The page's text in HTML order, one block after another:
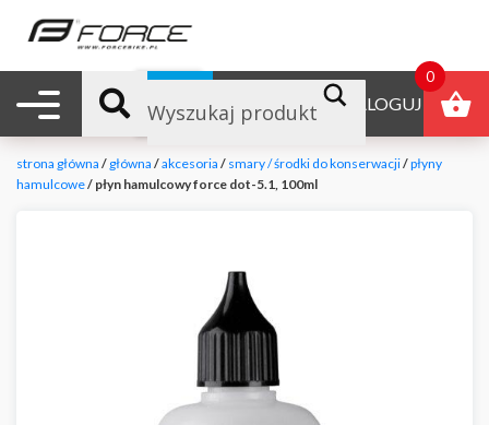
Nawigacja mobilna ZALOGUJ
B2B
strona główna / główna /akcesoria / smary / środki do konserwacji/płyny
hamulcowe/ płyn hamulcowy force dot-5.1, 100ml
0